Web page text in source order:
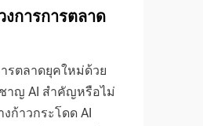
การการตลาด
รตลาดยุคใหม่ด้วย
ชาญ AI สำคัญหรือไม่
ก้าวกระโดด AI